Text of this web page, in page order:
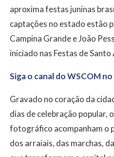
aproxima festas juninas
captações no estado estão
Campina Grande e João
iniciado nas Festas de
Siga o canal do WSCOM
Gravado no coração da
dias de celebração popular,
fotográfico acompanham o
dos arraiais, das marchas,